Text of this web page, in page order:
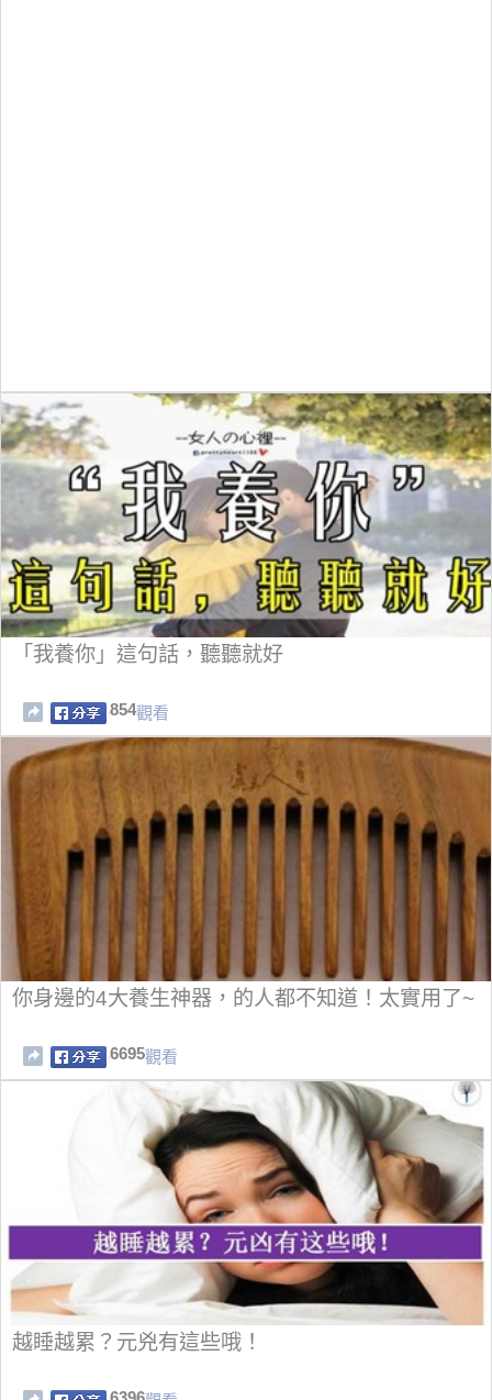
「我養你」這句話，聽聽就好
854觀看
你身邊的4大養生神器，的人都不知道！太實用了~
6695觀看
越睡越累？元兇有這些哦！